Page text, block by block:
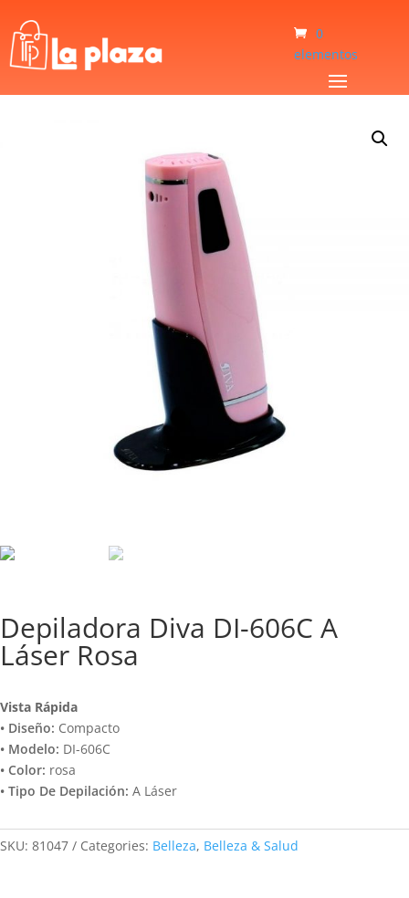
0
elementos
Depiladora Diva DI-606C A Láser Rosa
Depiladora Diva DI-606C A
Láser Rosa
Vista Rápida
• Diseño: Compacto
• Modelo: DI-606C
• Color: rosa
• Tipo De Depilación: A Láser
SKU: 81047 Categories: Belleza, Belleza & Salud